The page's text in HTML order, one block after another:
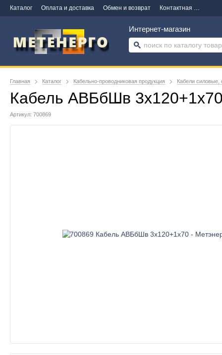
Каталог Оплата и доставка Обмен и возврат Контактная информация
Интернет-магазин
Главная Каталог Кабельно-проводниковая продукция Кабели силовые,
Кабель АВБбШв
Артикул: 700869